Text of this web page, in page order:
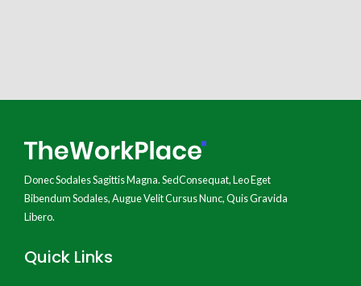
Donec Sodales Sagittis Magna. SedConsequat, Leo Eget
Bibendum Sodales, Augue Velit Cursus Nunc, Quis Gravida
Libero.
Quick Links